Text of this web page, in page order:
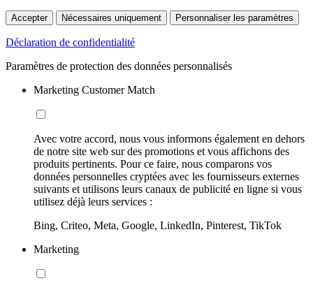
Accepter Nécessaires uniquement Personnaliser les paramètres
Déclaration de confidentialité
Paramètres de protection des données personnalisés
Marketing Customer Match
Avec votre accord, nous vous informons également en dehors
de notre site web sur des promotions et vous affichons des
produits pertinents. Pour ce faire, nous comparons vos
données personnelles cryptées avec les fournisseurs externes
suivants et utilisons leurs canaux de publicité en ligne si vous
utilisez déjà leurs services :
Bing, Criteo, Meta, Google, LinkedIn, Pinterest, TikTok
Marketing